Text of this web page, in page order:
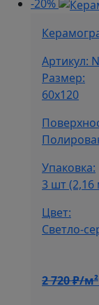
-20%
Артикул:
Размер:
60х120
Упаковка:
3 шт (2,16
Цвет:
Cветло-
2 720₽/м²